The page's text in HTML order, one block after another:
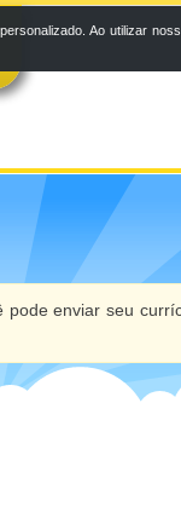
pode enviar seu
Ao utilizar